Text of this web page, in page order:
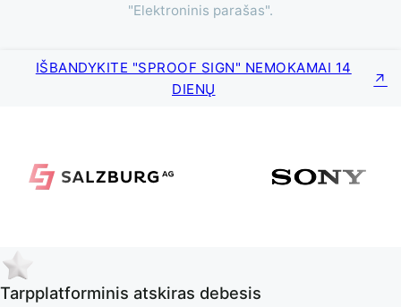
"Elektroninis parašas".
IŠBANDYKITE "SPROOF SIGN" NEMOKAMAI 14
DIENŲ
Tarpplatforminis atskiras debesis